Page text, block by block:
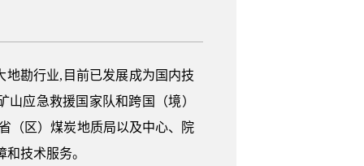
勘行业,目前已发展成为国内技
应急救援国家队和跨国（境）
（区）煤炭地质局以及中心、院
技术服务。